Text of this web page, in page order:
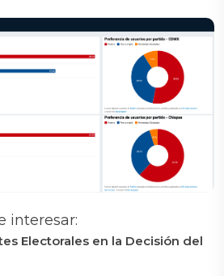
interesar:
Electorales en la Decisión del